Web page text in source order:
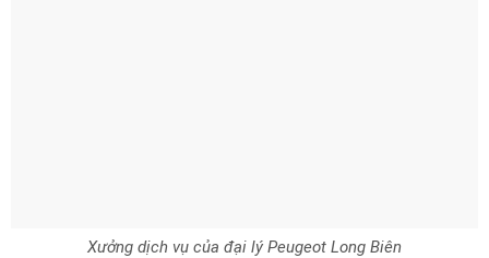
Xưởng dịch vụ của đại lý Peugeot Long Biên